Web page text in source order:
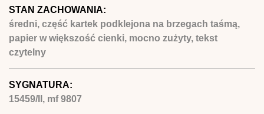
STAN ZACHOWANIA:
średni, część kartek podklejona na brzegach taśmą,
papier w większość cienki, mocno zużyty, tekst
czytelny
SYGNATURA:
15459/II, mf 9807